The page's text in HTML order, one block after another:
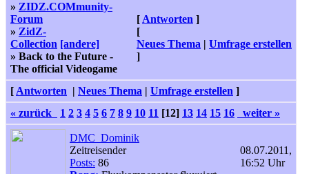
» ZIDZ.COMmunity-
Forum
» ZidZ-
Collection [andere]
» Back to the Future -
The official Videogame
[ Antworten ]
[
Neues Thema | Umfrage erstellen
]
[ Antworten | Neues Thema | Umfrage erstellen ]
« zurück
1 2 3 4 5 6 7 8 9 10 11 [12] 13 14 15 16 weiter »
DMC_Dominik
Zeitreisender
Posts: 86
08.07.2011,
16:52 Uhr